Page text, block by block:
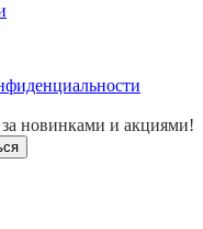
новинками и акциями!